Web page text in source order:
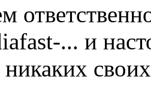
... и
никаких